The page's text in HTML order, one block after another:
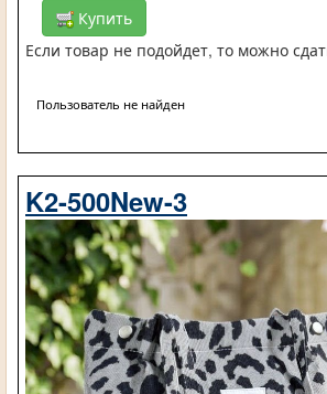
Купить
Если товар не подойдет, то можно
Пользователь не найден
K2-500New-3